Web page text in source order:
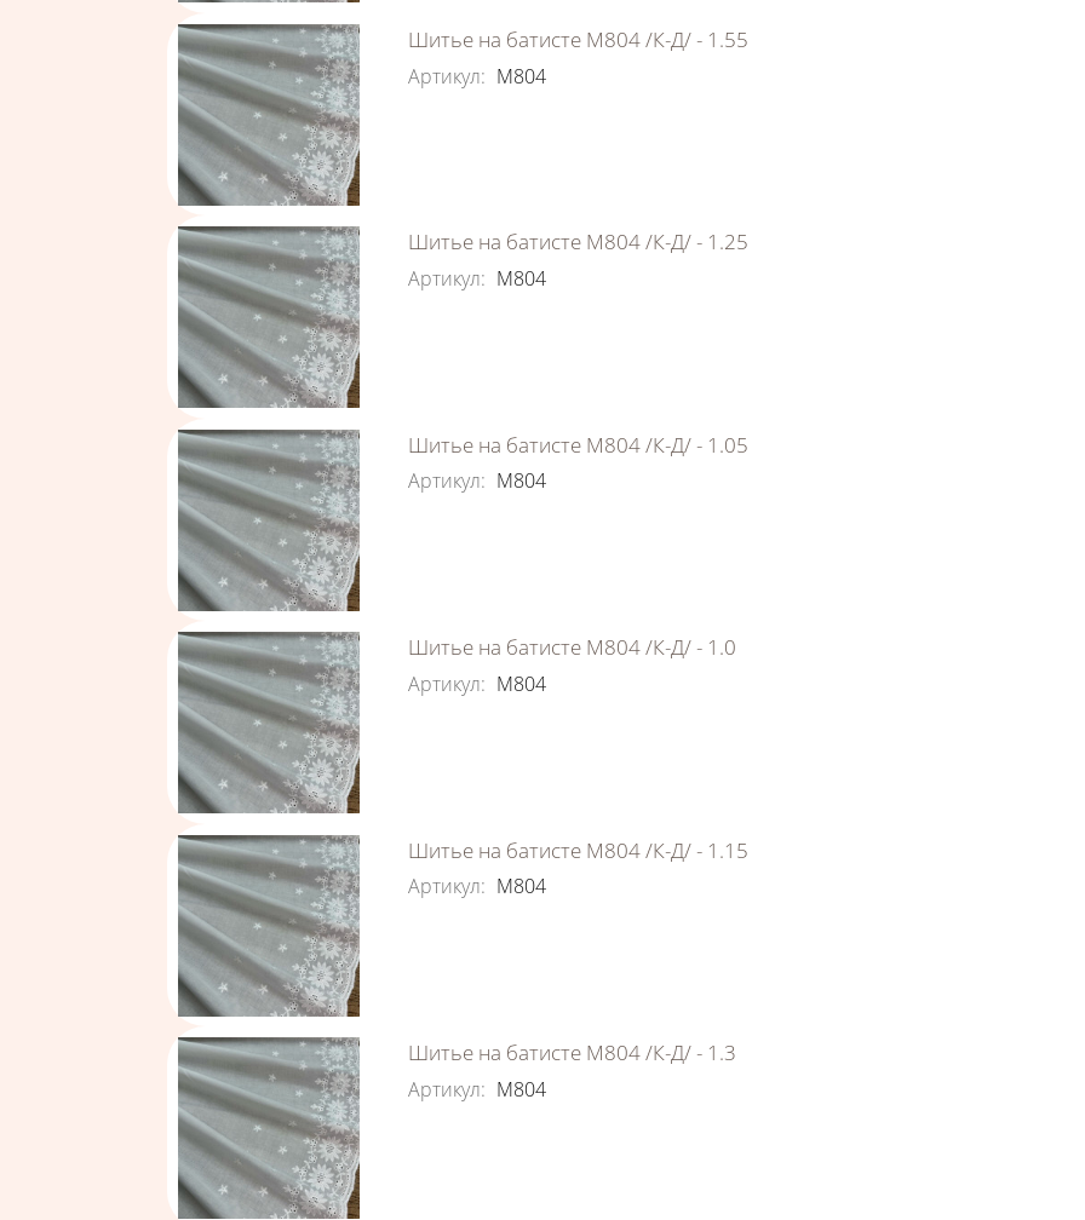
Шитье на батисте М804 /К-Д/ - 1.55
Артикул: М804
Шитье на батисте М804 /К-Д/ - 1.25
Артикул: М804
Шитье на батисте М804 /К-Д/ - 1.05
Артикул: М804
Шитье на батисте М804 /К-Д/ - 1.0
Артикул: М804
Шитье на батисте М804 /К-Д/ - 1.15
Артикул: М804
Шитье на батисте М804 /К-Д/ - 1.3
Артикул: М804